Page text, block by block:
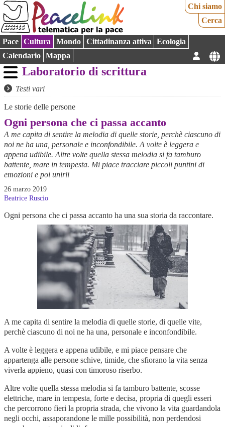
Chi siamo
Cerca
Pace Cultura Mondo Cittadinanza attiva
Ecologia
Calendario
Mappa
Laboratorio di scrittura
Testi vari
Le storie delle persone
Ogni persona che ci passa accanto
A me capita di sentire la melodia di quelle storie, perchè ciascuno di
noi ne ha una, personale e inconfondibile. A volte è leggera e
appena udibile. Altre volte quella stessa melodia si fa tamburo
battente, mare in tempesta. Mi piace tracciare piccoli puntini di
emozioni e poi unirli
26 marzo 2019
Beatrice Ruscio
Ogni persona che ci passa accanto ha una sua storia da raccontare.
A me capita di sentire la melodia di quelle storie, di quelle vite,
perchè ciascuno di noi ne ha una, personale e inconfondibile.
A volte è leggera e appena udibile, e mi piace pensare che
appartenga alle persone schive, timide, che sfiorano la vita senza
viverla appieno, quasi con timoroso riserbo.
Altre volte quella stessa melodia si fa tamburo battente, scosse
elettriche, mare in tempesta, forte e decisa, propria di quegli esseri
che percorrono fieri la propria strada, che vivono la vita guardandola
negli occhi, assaporandone le mille possibilità, non perdendosi